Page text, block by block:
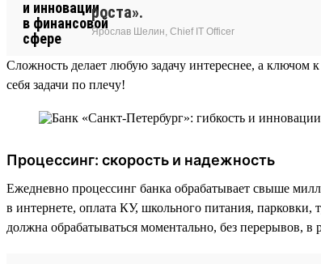
роста».
Ярослав Шелин, Chief IT Officer
Сложность делает любую задачу интереснее, а
себя задачи по плечу!
Процессинг: скорость и надежность
Ежедневно процессинг банка обрабатывает свыше
в интернете, оплата КУ, школьного питания,
должна обрабатываться моментально, без перерывов, в